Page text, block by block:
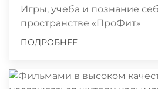
Игры, учеба и познание
пространстве «ПроФит»
ПОДРОБНЕЕ